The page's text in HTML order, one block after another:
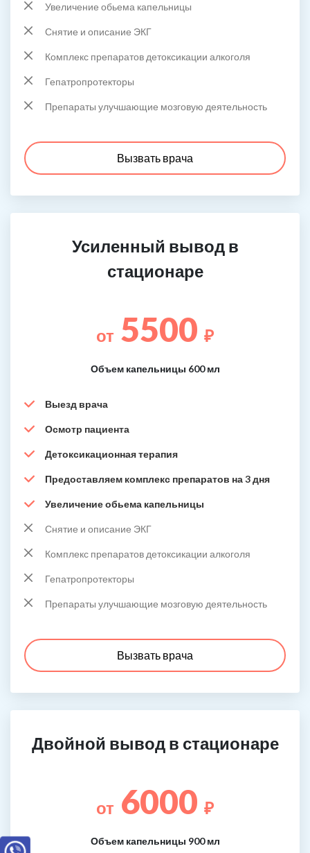
Увеличение обьема капельницы
Снятие и описание ЭКГ
Комплекс препаратов детоксикации алкоголя
Гепатропротекторы
Препараты улучшающие мозговую деятельность
Вызвать врача
Усиленный вывод в
стационаре
от 5500 ₽
Объем капельницы 600 мл
Выезд врача
Осмотр пациента
Детоксикационная терапия
Предоставляем комплекс препаратов на 3 дня
Увеличение обьема капельницы
Снятие и описание ЭКГ
Комплекс препаратов детоксикации алкоголя
Гепатропротекторы
Препараты улучшающие мозговую деятельность
Вызвать врача
Двойной вывод в стационаре
от 6000 ₽
Объем капельницы 900 мл